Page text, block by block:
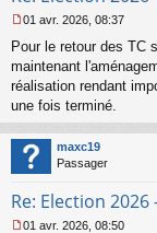
e
s
s
g
n
o
l
u
01 avr. 2026, 08:37
Pour le retour des TC
maintenant
réalisation rendant
une fois terminé.
maxc19
Passager
Re: Election
01 avr. 2026, 08:50